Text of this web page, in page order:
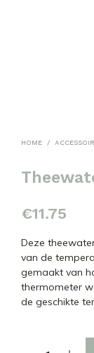
HOME /
€11.75
Deze
van de
gemaakt van
thermometer
de geschikte